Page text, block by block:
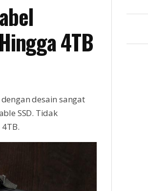
4TB
desain sangat
SSD. Tidak